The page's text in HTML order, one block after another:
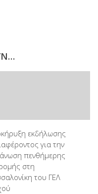
εκδήλωσης
για την
πενθήμερης
στη
του ΓΕΛ